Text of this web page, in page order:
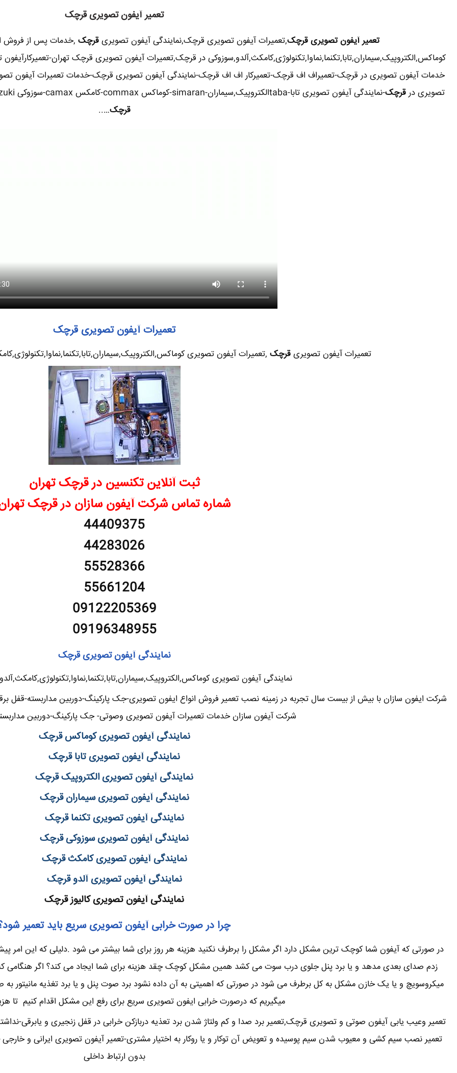
تعمیر آیفون تصویری قرچک
تعمیر آیفون تصویری قرچک,تعمیرات آیفون تصویری قرچک,نمایندگی آیفون تصویریقرچک ,خدمات پس از فروش
کوماکس,الکتروپیک,سیماران,تابا,تکنما,نماوا,تکنولوژی,کامکث,آلدو,سوزوکی در قرچک,تعمیرات آیفون تصویری قرچک تهران-
خدمات آیفون تصویری در قرچک-تعمیراف اف قرچک-تعمیرکار اف اف قرچک-نمایندگی آیفون تصویری قرچک-خدمات تعمیرات آیفون
تصویری در قرچک-نمایندگی آیفون تصویری تابا-tabaالکتروپیک,سیماران-simaran-کوماکس commax-کامکس camax-سوزوکی suzuki-آلدو ALDO در قرچک-تعمیرات آیفون تصویری خیابان و محله
قرچک…..
تعمیرات آیفون تصویری قرچک
تعمیرات آیفون تصویریقرچک ,تعمیرات آیفون تصویری
ثبت آنلاین تکنسین در قرچک تهران
شماره تماس شرکت آیفون سازان در قرچک
44409375
44283026
55528366
55661204
09122205369
09196348955
نمایندگی آیفون تصویری قرچک
نمایندگی آیفون تصویری
شرکت ایفون سازان با بیش از بیست سال تجربه در زمینه نصب تعمیر فروش انواع ایفون تصویری-جک پارکینگ-دوربین مداربسته-قفل
شرکت آیفون سازان خدمات تعمیرات آیفون تصویری وصوتی- جک پارکینگ-دوربین
نمایندگی آیفون تصویری کوماکس قرچک
نمایندگی آیفون تصویری تابا قرچک
نمایندگی آیفون تصویری الکتروپیک قرچک
نمایندگی آیفون تصویری سیماران قرچک
نمایندگی آیفون تصویری تکنما قرچک
نمایندگی آیفون تصویری سوزوکی قرچک
نمایندگی آیفون تصویری کامکث قرچک
نمایندگی آیفون تصویری آلدو قرچک
نمایندگی آیفون تصویری کالیوز قرچک
چرا در صورت خرابی آیفون تصویری سریع باید تعمیر
در صورتی که آیفون شما کوچک ترین مشکل دارد اگر مشکل را برطرف نکنید هزینه هر روز برای شما بیشتر می شود .دلیلی که این امر
زدم صدای بعدی مدهد و یا برد پنل جلوی درب سوت می کشد همین مشکل کوچک چقد هزینه برای شما ایجاد می کند؟ اگر هنگامی
میکروسویچ و یا یک خازن مشکل به کل برطرف می شود در صورتی که اهمیتی به آن داده نشود برد صوت پنل و یا برد تغذیه مانیتور
میگیریم که درصورت خرابی ایفون تصویری سریع برای رفع این مشکل اقدام کنیم تا
تعمیر وعیب یابی آیفون صوتی و تصویری قرچک,تعمیر برد صدا و کم ولتاژ شدن برد تعذیه دربازکن خرابی در قفل زنجیری و یابرقی-
تعمیر نصب سیم کشی و معیوب شدن سیم پوسیده و تعویض آن توکار و یا روکار به اختیار مشتری-تعمیر آیفون تصویری ایرانی و
بدون ارتباط داخلی